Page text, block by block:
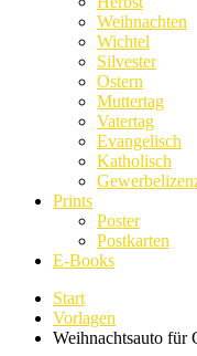
Weihnachten
Wichtel
Silvester
Ostern
Muttertag
Vatertag
Evangelisch
Katholisch
Prints
Poster
Postkarten
E-Books
Start
Vorlagen
Weihnachtsauto für